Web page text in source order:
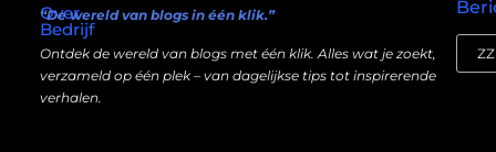
Over
Bedrijf
“De wereld van blogs in één klik.”
Ontdek de wereld van blogs met één klik. Alles wat je zoekt,
verzameld op één plek – van dagelijkse tips tot inspirerende
verhalen.